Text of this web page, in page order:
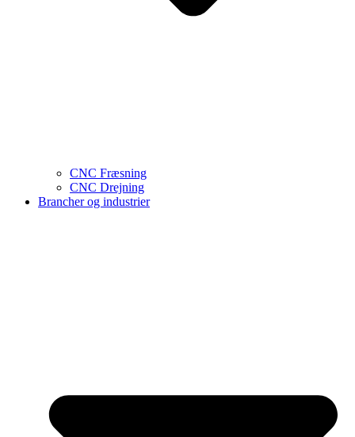
CNC Fræsning
CNC Drejning
Brancher og industrier